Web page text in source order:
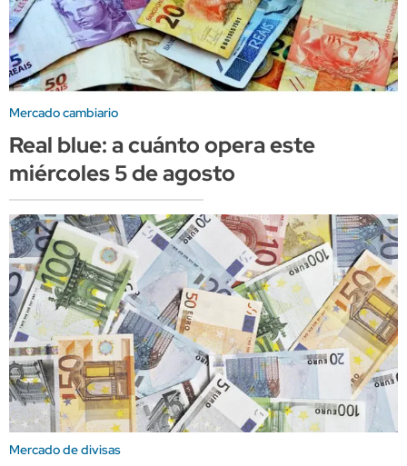
Mercado cambiario
Real blue: a cuánto opera este
miércoles 5 de agosto
Mercado de divisas